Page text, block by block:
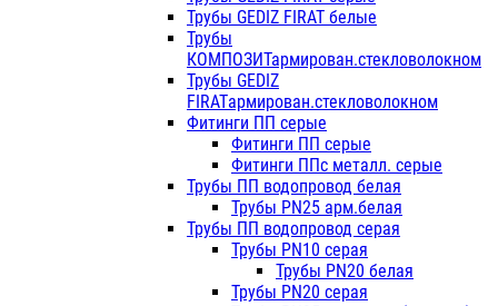
Трубы GEDIZ FIRAT белые
Трубы
КОМПОЗИТармирован.стекловолокном
Трубы GEDIZ
FIRATармирован.стекловолокном
Фитинги ПП серые
Фитинги ПП серые
Фитинги ППс металл. серые
Трубы ПП водопровод белая
Трубы PN25 арм.белая
Трубы ПП водопровод серая
Трубы PN10 серая
Трубы PN20 белая
Трубы PN20 серая